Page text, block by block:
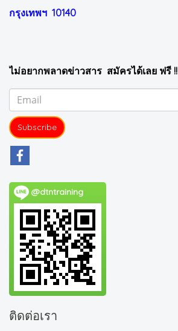
กรุงเทพฯ 10140
ไม่อยากพลาดข่าวสาร สมัครได้เลย ฟรี !!
Subscribe
@dtntraining
ติดต่อเรา